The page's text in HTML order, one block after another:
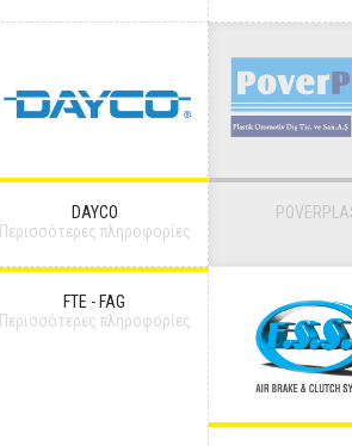
DAYCO
Περισσότερες πληροφορίες
FTE - FAG
Περισσότερες πληροφορίες